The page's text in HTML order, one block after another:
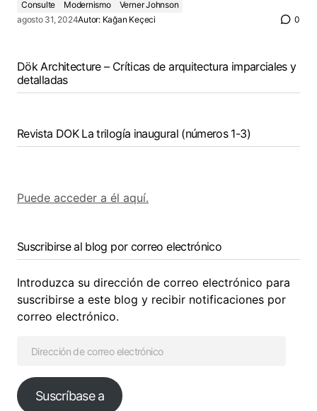
Consulte Modernismo
Verner Johnson
agosto 31, 2024Autor: Kağan Keçeci 0
Dök Architecture – Críticas de arquitectura imparciales y
detalladas
Revista DOK La trilogía inaugural (números 1-3)
Puede acceder a él aquí.
Suscribirse al blog por correo electrónico
Introduzca su dirección de correo electrónico para
suscribirse a este blog y recibir notificaciones por
correo electrónico.
Suscríbase a